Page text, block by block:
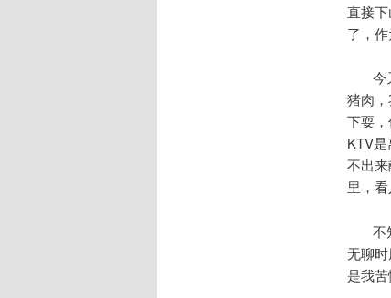
直接
了，
今天
猪肉
下耍
KTV
不出
里，
不知
无聊
是我苦